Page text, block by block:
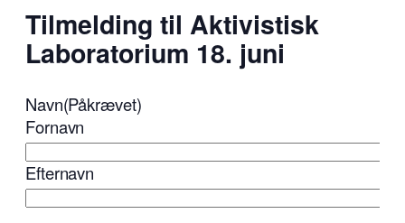
Tilmelding til Aktivistisk
Laboratorium 18. juni
Navn(Påkrævet)
Fornavn
Efternavn